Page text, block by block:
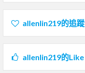
allenlin219的追蹤
allenlin219的Like